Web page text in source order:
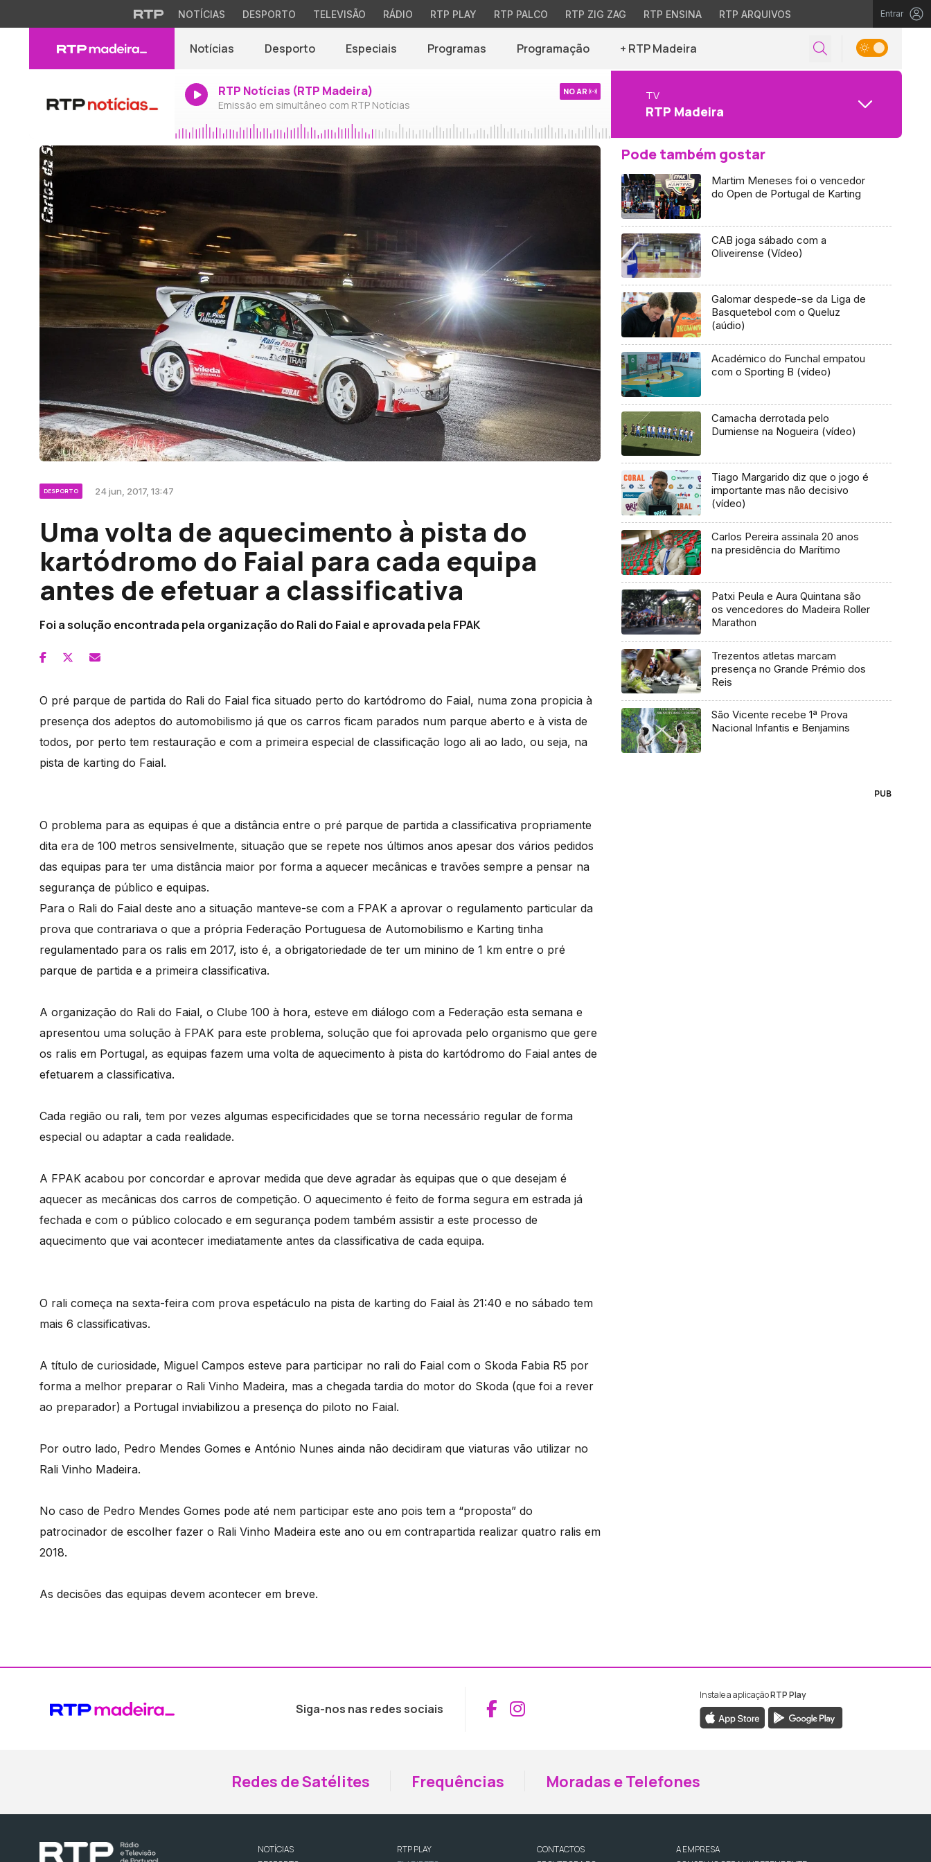
NOTÍCIAS DESPORTO TELEVISÃO RÁDIO RTP PLAY RTP PALCO RTP ZIG ZAG RTP ENSINA RTP ARQUIVOS Entrar
Notícias Desporto Especiais Programas Programação + RTP Madeira
RTP Notícias (RTP Madeira)
Emissão em simultâneo com RTP Notícias
NO AR TV
RTP Madeira
DESPORTO 24 jun, 2017, 13:47
Uma volta de aquecimento à pista do
kartódromo do Faial para cada equipa
antes de efetuar a classificativa
Foi a solução encontrada pela organização do Rali do Faial e aprovada pela FPAK
O pré parque de partida do Rali do Faial fica situado perto do kartódromo do Faial, numa zona propicia à
presença dos adeptos do automobilismo já que os carros ficam parados num parque aberto e à vista de
todos, por perto tem restauração e com a primeira especial de classificação logo ali ao lado, ou seja, na
pista de karting do Faial.
O problema para as equipas é que a distância entre o pré parque de partida a classificativa propriamente
dita era de 100 metros sensivelmente, situação que se repete nos últimos anos apesar dos vários pedidos
das equipas para ter uma distância maior por forma a aquecer mecânicas e travões sempre a pensar na
segurança de público e equipas.
Para o Rali do Faial deste ano a situação manteve-se com a FPAK a aprovar o regulamento particular da
prova que contrariava o que a própria Federação Portuguesa de Automobilismo e Karting tinha
regulamentado para os ralis em 2017, isto é, a obrigatoriedade de ter um minino de 1 km entre o pré
parque de partida e a primeira classificativa.
A organização do Rali do Faial, o Clube 100 à hora, esteve em diálogo com a Federação esta semana e
apresentou uma solução à FPAK para este problema, solução que foi aprovada pelo organismo que gere
os ralis em Portugal, as equipas fazem uma volta de aquecimento à pista do kartódromo do Faial antes de
efetuarem a classificativa.
Cada região ou rali, tem por vezes algumas especificidades que se torna necessário regular de forma
especial ou adaptar a cada realidade.
A FPAK acabou por concordar e aprovar medida que deve agradar às equipas que o que desejam é
aquecer as mecânicas dos carros de competição. O aquecimento é feito de forma segura em estrada já
fechada e com o público colocado e em segurança podem também assistir a este processo de
aquecimento que vai acontecer imediatamente antes da classificativa de cada equipa.
O rali começa na sexta-feira com prova espetáculo na pista de karting do Faial às 21:40 e no sábado tem
mais 6 classificativas.
A título de curiosidade, Miguel Campos esteve para participar no rali do Faial com o Skoda Fabia R5 por
forma a melhor preparar o Rali Vinho Madeira, mas a chegada tardia do motor do Skoda (que foi a rever
ao preparador) a Portugal inviabilizou a presença do piloto no Faial.
Por outro lado, Pedro Mendes Gomes e António Nunes ainda não decidiram que viaturas vão utilizar no
Rali Vinho Madeira.
No caso de Pedro Mendes Gomes pode até nem participar este ano pois tem a “proposta” do
patrocinador de escolher fazer o Rali Vinho Madeira este ano ou em contrapartida realizar quatro ralis em
2018.
As decisões das equipas devem acontecer em breve.
Pode também gostar
Martim Meneses foi o vencedor
do Open de Portugal de Karting
CAB joga sábado com a
Oliveirense (Vídeo)
Galomar despede-se da Liga de
Basquetebol com o Queluz
(aúdio)
Académico do Funchal empatou
com o Sporting B (vídeo)
Camacha derrotada pelo
Dumiense na Nogueira (vídeo)
Tiago Margarido diz que o jogo é
importante mas não decisivo
(vídeo)
Carlos Pereira assinala 20 anos
na presidência do Marítimo
Patxi Peula e Aura Quintana são
os vencedores do Madeira Roller
Marathon
Trezentos atletas marcam
presença no Grande Prémio dos
Reis
São Vicente recebe 1ª Prova
Nacional Infantis e Benjamins
PUB
Siga-nos nas redes sociais Aceder ao Facebook da RTP Madeira
Aceder ao Instagram da RTP Madeira
Instale a aplicaçãoRTP Play
Redes de Satélites Frequências Moradas e Telefones
NOTÍCIAS
RTP PLAY
CONTACTOS
A EMPRESA